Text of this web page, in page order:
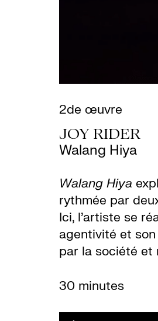
2de œuvre
JOY RIDER
Walang Hiya
Walang Hiya
rythmée par
Ici, l’artiste se
agentivité et
par la société et
30 minutes